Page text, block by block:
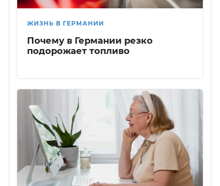
ЖИЗНЬ В ГЕРМАНИИ
Почему в Германии резко
подорожает топливо